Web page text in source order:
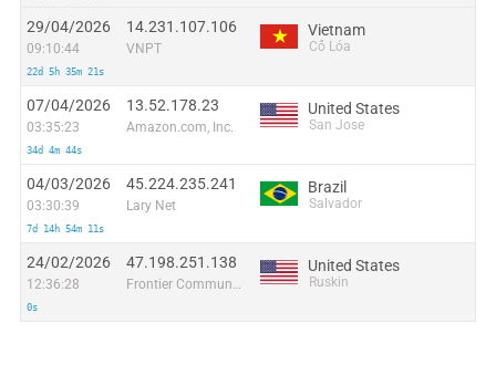
29/04/2026
09:10:44
22d 5h 35m 21s
14.231.107.106
VNPT
Vietnam
Cổ Lóa
07/04/2026
03:35:23
34d 4m 44s
13.52.178.23
Amazon.com, Inc.
United States
San Jose
04/03/2026
03:30:39
7d 14h 54m 11s
45.224.235.241
Lary Net
Brazil
Salvador
24/02/2026
12:36:28
0s
47.198.251.138
Frontier Communications Solutions
United States
Ruskin